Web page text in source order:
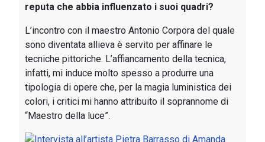
reputa che abbia influenzato i suoi quadri?
L’incontro con il maestro Antonio Corpora del quale
sono diventata allieva è servito per affinare le
tecniche pittoriche. L’affiancamento della tecnica,
infatti, mi induce molto spesso a produrre una
tipologia di opere che, per la magia luministica dei
colori, i critici mi hanno attribuito il soprannome di
“Maestro della luce”.